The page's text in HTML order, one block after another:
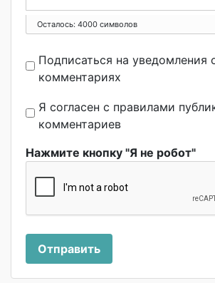
Осталось: 4000 символов
Подписаться на уведомления
комментариях
Я согласен с правилами
комментариев
Нажмите кнопку "Я не робот"
Отправить